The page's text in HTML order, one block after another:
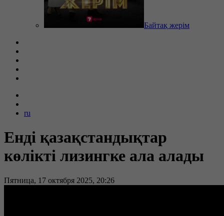
Байтақ жерім
ru
Енді қазақстандықтар
көлікті лизингке ала алады
Пятница, 17 октября 2025, 20:26